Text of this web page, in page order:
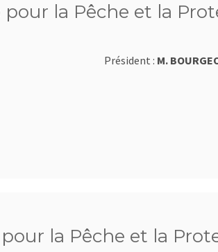
la Pêche et la
Président : M.
la Pêche et la